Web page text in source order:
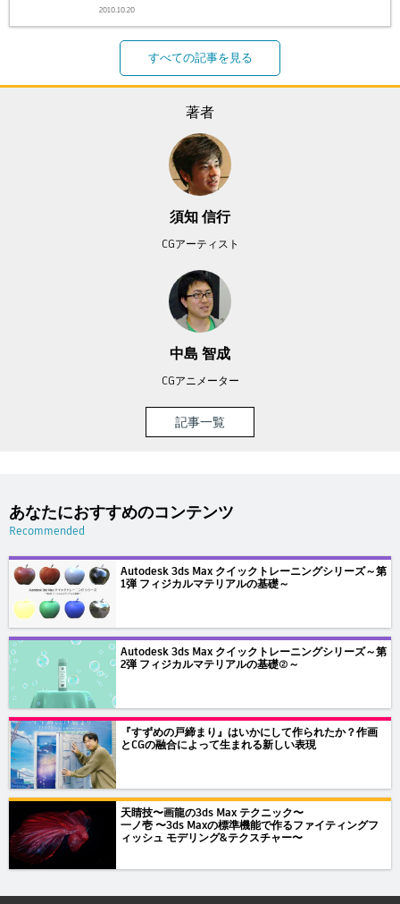
2010.10.20
すべての記事を見る
著者
須知 信行
CGアーティスト
中島 智成
CGアニメーター
記事一覧
あなたにおすすめのコンテンツ
Recommended
Autodesk 3ds Max クイックトレーニングシリーズ～第
1弾 フィジカルマテリアルの基礎～
Autodesk 3ds Max クイックトレーニングシリーズ～第
2弾 フィジカルマテリアルの基礎②～
『すずめの戸締まり』はいかにして作られたか？作画
とCGの融合によって生まれる新しい表現
天睛技〜画龍の3ds Max テクニック〜
一ノ壱 〜3ds Maxの標準機能で作るファイティングフ
ィッシュ モデリング&テクスチャー〜